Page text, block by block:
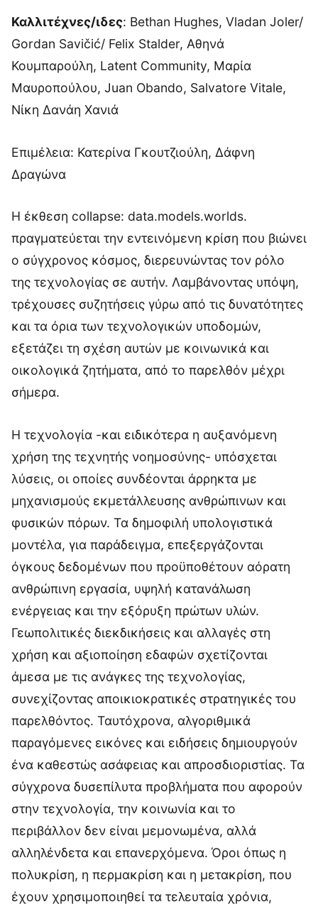
Καλλιτέχνες/ιδες: Bethan Hughes, Vladan Joler/
Gordan Savičić/ Felix Stalder, Αθηνά
Κουμπαρούλη, Latent Community, Μαρία
Μαυροπούλου, Juan Obando, Salvatore Vitale,
Νίκη Δανάη Χανιά
Επιμέλεια: Κατερίνα Γκουτζιούλη, Δάφνη
Δραγώνα
Η έκθεση collapse: data.models.worlds.
πραγματεύεται την εντεινόμενη κρίση που βιώνει
ο σύγχρονος κόσμος, διερευνώντας τον ρόλο
της τεχνολογίας σε αυτήν. Λαμβάνοντας υπόψη,
τρέχουσες συζητήσεις γύρω από τις δυνατότητες
και τα όρια των τεχνολογικών υποδομών,
εξετάζει τη σχέση αυτών με κοινωνικά και
οικολογικά ζητήματα, από το παρελθόν μέχρι
σήμερα.
Η τεχνολογία -και ειδικότερα η αυξανόμενη
χρήση της τεχνητής νοημοσύνης- υπόσχεται
λύσεις, οι οποίες συνδέονται άρρηκτα με
μηχανισμούς εκμετάλλευσης ανθρώπινων και
φυσικών πόρων. Τα δημοφιλή υπολογιστικά
μοντέλα, για παράδειγμα, επεξεργάζονται
όγκους δεδομένων που προϋποθέτουν αόρατη
ανθρώπινη εργασία, υψηλή κατανάλωση
ενέργειας και την εξόρυξη πρώτων υλών.
Γεωπολιτικές διεκδικήσεις και αλλαγές στη
χρήση και αξιοποίηση εδαφών σχετίζονται
άμεσα με τις ανάγκες της τεχνολογίας,
συνεχίζοντας αποικιοκρατικές στρατηγικές του
παρελθόντος. Ταυτόχρονα, αλγοριθμικά
παραγόμενες εικόνες και ειδήσεις δημιουργούν
ένα καθεστώς ασάφειας και απροσδιοριστίας. Τα
σύγχρονα δυσεπίλυτα προβλήματα που αφορούν
στην τεχνολογία, την κοινωνία και το
περιβάλλον δεν είναι μεμονωμένα, αλλά
αλληλένδετα και επανερχόμενα. Όροι όπως η
πολυκρίση, η περμακρίση και η μετακρίση, που
έχουν χρησιμοποιηθεί τα τελευταία χρόνια,